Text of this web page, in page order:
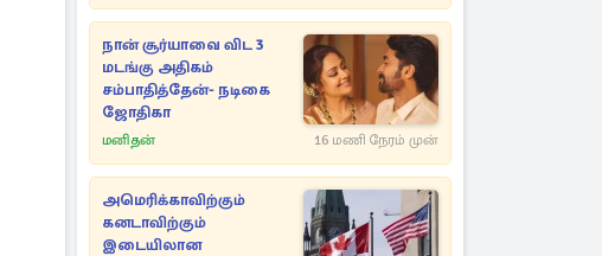
நான் சூர்யாவை விட 3
மடங்கு அதிகம்
சம்பாதித்தேன்- நடிகை
ஜோதிகா
மனிதன் 16 மணி நேரம் முன்
அமெரிக்காவிற்கும்
கனடாவிற்கும்
இடையிலான